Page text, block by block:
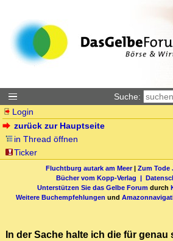
Suche:
Login
zurück zur Hauptseite
in Thread öffnen
Ticker
Fluchtburg autark am Meer| Zum Tode
Bücher vom Kopp-Verlag |
Unterstützen Sie das Gelbe Forum durch
Weitere Buchempfehlungen und
In der Sache halte ich die für